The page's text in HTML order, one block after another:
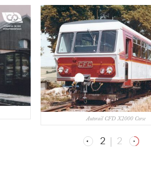
Autorail CFD X2000 Corse
2| 2